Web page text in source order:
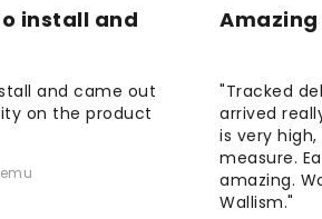
install and
and came out
on the product
"Tracked
arrived
is very
measure.
amazing.
Wallism."